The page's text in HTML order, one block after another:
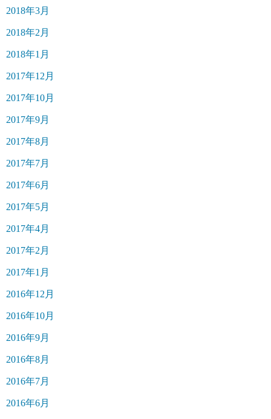
2018年3月
2018年2月
2018年1月
2017年12月
2017年10月
2017年9月
2017年8月
2017年7月
2017年6月
2017年5月
2017年4月
2017年2月
2017年1月
2016年12月
2016年10月
2016年9月
2016年8月
2016年7月
2016年6月